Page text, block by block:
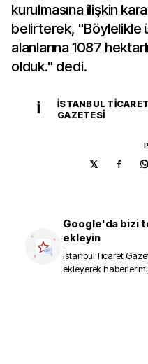
kurulmasına ilişkin
belirterek, "Böylelikle
alanlarına 1087
olduk." dedi.
İ
İSTANBUL TICARET
GAZETESI
Google'da bizi
ekleyin
İstanbul Ticaret
ekleyerek